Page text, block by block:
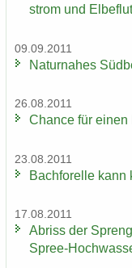
strom und El­be­flut
09.09.2011
Na­tur­na­hes
26.08.2011
Chan­ce für einen
23.08.2011
Bach­fo­rel­le kann
17.08.2011
Ab­riss der
Spree-​